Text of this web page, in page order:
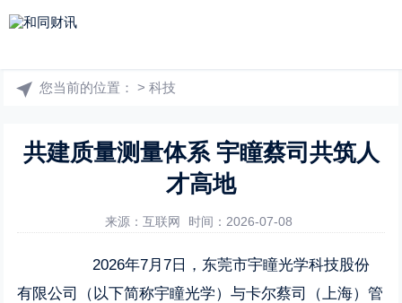
您当前的位置： >科技
共建质量测量体系 宇瞳蔡司共筑人
才高地
来源：互联网 时间：2026-07-08
2026年7月7日，东莞市宇瞳光学科技股份
有限公司（以下简称宇瞳光学）与卡尔蔡司（上海）管